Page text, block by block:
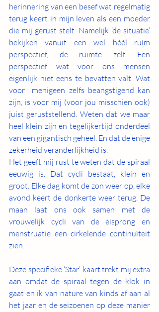
herinnering van een besef wat regelmatig
terug keert in mijn leven als een moeder
die mij gerust stelt. Namelijk ‘de situatie’
bekijken vanuit een wel héél ruím
perspectief, de ruimte zelf. Een
perspectief wat voor ons mensen
eigenlijk niet eens te bevatten valt. Wat
voor  menigeen zelfs beangstigend kan
zijn, is voor mij (voor jou misschien ook)
juist geruststellend. Weten dat we maar
heel klein zijn en tegelijkertijd onderdeel
van een gigantisch geheel. En dat de enige
zekerheid veranderlijkheid is.
Het geeft mij rust te weten dat de spiraal
eeuwig is. Dat cycli bestaat, klein en
groot. Elke dag komt de zon weer op, elke
avond keert de donkerte weer terug. De
maan laat ons ook samen met de
vrouwelijk cycli van de eisprong en
menstruatie een cirkelende continuïteit
zien.
Deze specifieke ‘Star’ kaart trekt mij extra
aan omdat de spiraal tegen de klok in
gaat en ik van nature van kinds af aan al
het jaar en de seizoenen op deze manier